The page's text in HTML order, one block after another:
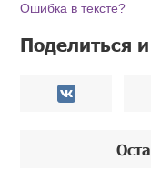
Ошибка в тексте?
Поделиться